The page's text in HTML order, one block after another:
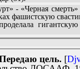
Ястребилов (66).
войны (86).
Кайманов (100).
НА БЛИЖНИХ
личным составом
подступах
(166).
- «Черная смерть»
фашистскую
проделала
вынуждено было
регулярные
Ирана от
туркмен, фарсов,
цель. [